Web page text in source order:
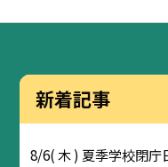
新着記事
8/6( 木 ) 夏季学校閉庁